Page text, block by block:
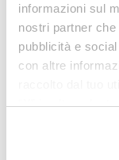
informazioni sul
nostri partner
pubblicità e
con altre
“X” in alto a